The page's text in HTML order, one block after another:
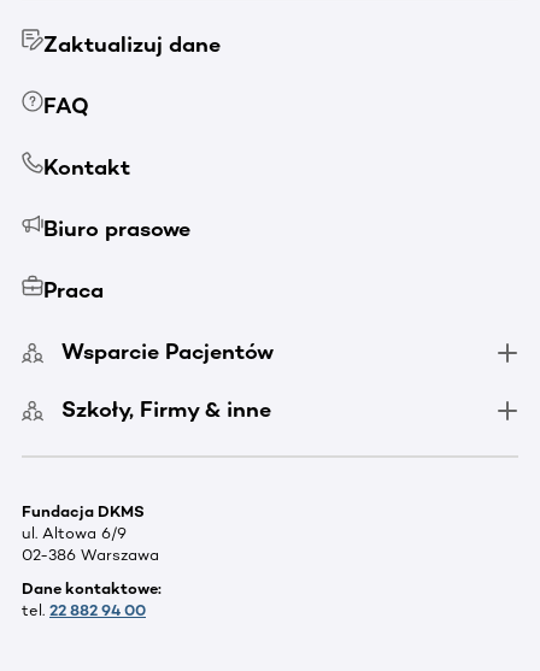
Zaktualizuj dane
FAQ
Kontakt
Biuro prasowe
Praca
Wsparcie Pacjentów
Szkoły, Firmy & inne
Fundacja DKMS
ul. Altowa 6/9
02-386 Warszawa
Dane kontaktowe:
tel. 22 882 94 00